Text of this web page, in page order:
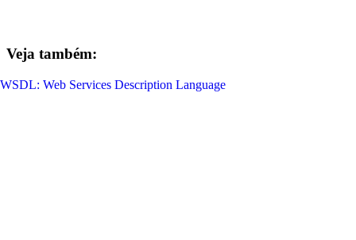
Veja também:
WSDL: Web Services Description Language